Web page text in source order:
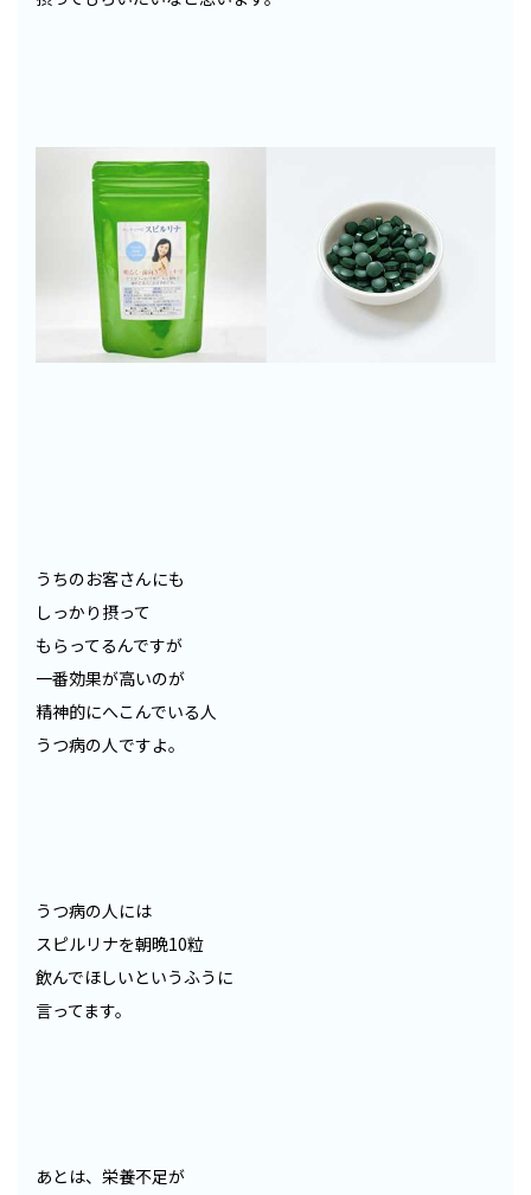
うちのお客さんにも
しっかり摂って
もらってるんですが
一番効果が高いのが
精神的にへこんでいる人
うつ病の人ですよ。
うつ病の人には
スピルリナを朝晩10粒
飲んでほしいというふうに
言ってます。
あとは、栄養不足が